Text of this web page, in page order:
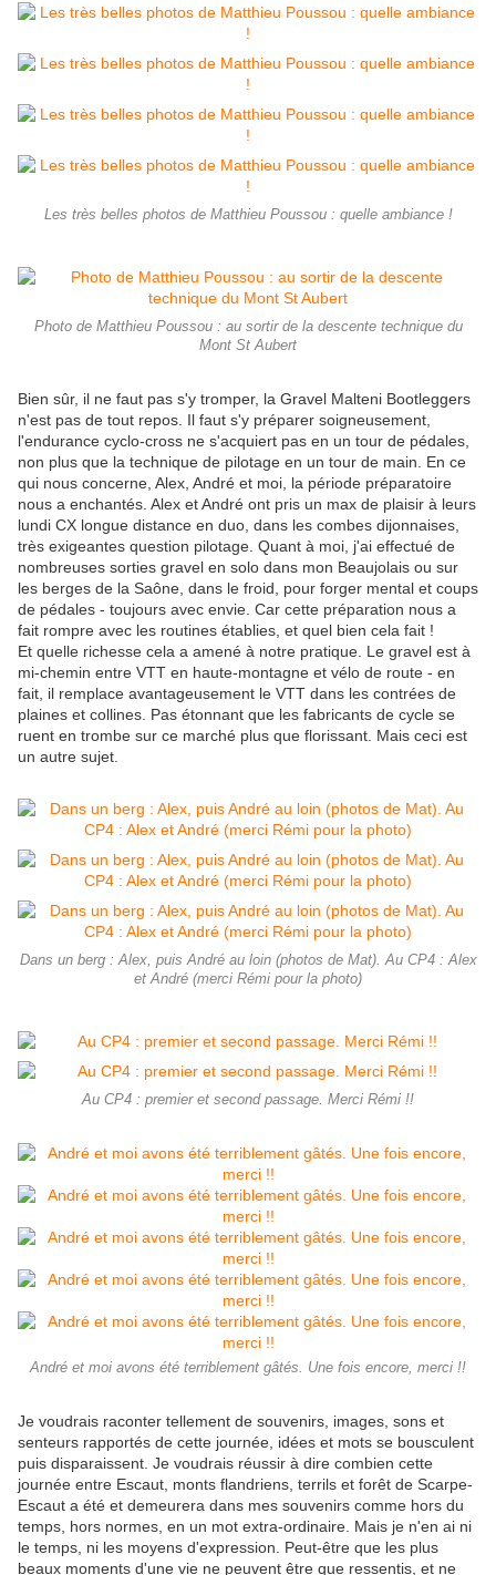
Les très belles photos de Matthieu Poussou : quelle ambiance !
Photo de Matthieu Poussou : au sortir de la descente technique du
Mont St Aubert
Bien sûr, il ne faut pas s'y tromper, la Gravel Malteni Bootleggers
n'est pas de tout repos. Il faut s'y préparer soigneusement,
l'endurance cyclo-cross ne s'acquiert pas en un tour de pédales,
non plus que la technique de pilotage en un tour de main. En ce
qui nous concerne, Alex, André et moi, la période préparatoire
nous a enchantés. Alex et André ont pris un max de plaisir à leurs
lundi CX longue distance en duo, dans les combes dijonnaises,
très exigeantes question pilotage. Quant à moi, j'ai effectué de
nombreuses sorties gravel en solo dans mon Beaujolais ou sur
les berges de la Saône, dans le froid, pour forger mental et coups
de pédales - toujours avec envie. Car cette préparation nous a
fait rompre avec les routines établies, et quel bien cela fait !
Et quelle richesse cela a amené à notre pratique. Le gravel est à
mi-chemin entre VTT en haute-montagne et vélo de route - en
fait, il remplace avantageusement le VTT dans les contrées de
plaines et collines. Pas étonnant que les fabricants de cycle se
ruent en trombe sur ce marché plus que florissant. Mais ceci est
un autre sujet.
Dans un berg : Alex, puis André au loin (photos de Mat). Au CP4 : Alex
et André (merci Rémi pour la photo)
Au CP4 : premier et second passage. Merci Rémi !!
André et moi avons été terriblement gâtés. Une fois encore, merci !!
Je voudrais raconter tellement de souvenirs, images, sons et
senteurs rapportés de cette journée, idées et mots se bousculent
puis disparaissent. Je voudrais réussir à dire combien cette
journée entre Escaut, monts flandriens, terrils et forêt de Scarpe-
Escaut a été et demeurera dans mes souvenirs comme hors du
temps, hors normes, en un mot extra-ordinaire. Mais je n'en ai ni
le temps, ni les moyens d'expression. Peut-être que les plus
beaux moments d'une vie ne peuvent être que ressentis, et ne